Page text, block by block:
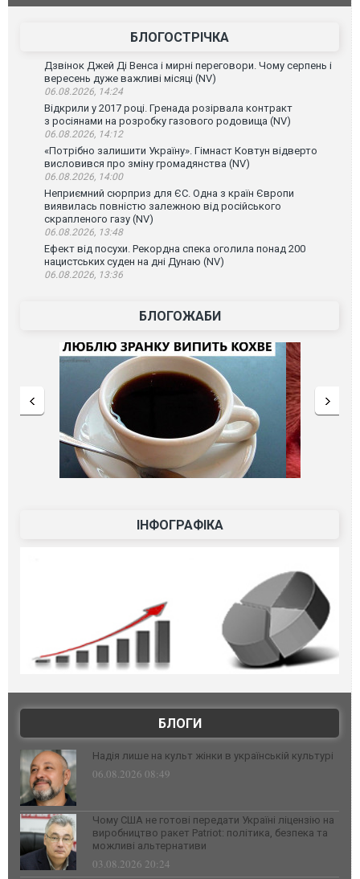
атаку. ВІДЕО
БЛОГОСТРІЧКА
Дзвінок Джей Ді Венса і мирні переговори. Чому серпень і
вересень дуже важливі місяці (NV)
06.08.2026, 14:24
Відкрили у 2017 році. Гренада розірвала контракт
з росіянами на розробку газового родовища (NV)
06.08.2026, 14:12
«Потрібно залишити Україну». Гімнаст Ковтун відверто
висловився про зміну громадянства (NV)
06.08.2026, 14:00
Неприємний сюрприз для ЄС. Одна з країн Європи
виявилась повністю залежною від російського
скрапленого газу (NV)
06.08.2026, 13:48
Ефект від посухи. Рекордна спека оголила понад 200
нацистських суден на дні Дунаю (NV)
06.08.2026, 13:36
БЛОГОЖАБИ
ІНФОГРАФІКА
БЛОГИ
Надія лише на культ жінки в українській культурі
06.08.2026 08:49
Чому США не готові передати Україні ліцензію на
виробництво ракет Patriot: політика, безпека та
можливі альтернативи
03.08.2026 20:24